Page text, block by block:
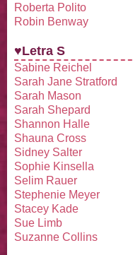
Roberta Polito
Robin Benway
♥Letra S
Sabine Reichel
Sarah Jane Stratford
Sarah Mason
Sarah Shepard
Shannon Halle
Shauna Cross
Sidney Salter
Sophie Kinsella
Selim Rauer
Stephenie Meyer
Stacey Kade
Sue Limb
Suzanne Collins